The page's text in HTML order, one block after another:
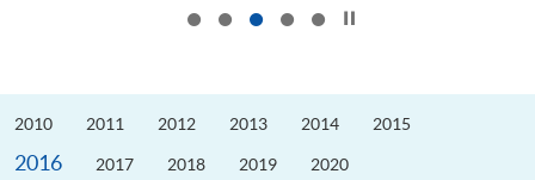
2010 2011 2012 2013 2014 2015
2016 2017 2018 2019 2020